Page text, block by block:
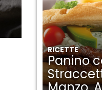
RICETTE
Panino